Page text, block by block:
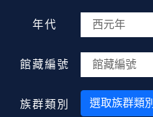
年代
館藏編號
族群類別
選取族群類別